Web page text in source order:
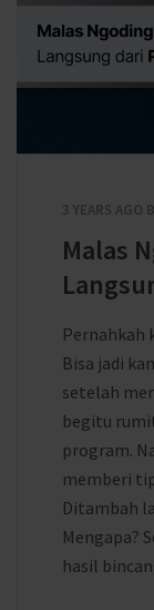
3 YEARS AGO
Malas
Pernahkah
Bisa jadi
setelah
begitu
program.
memberi
Ditambah
Mengapa?
hasil